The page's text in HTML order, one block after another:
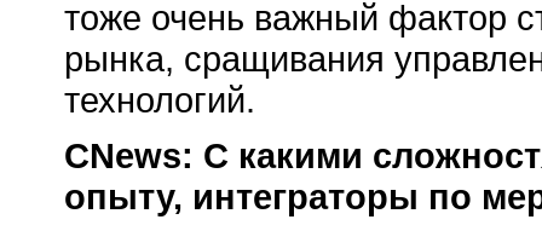
тоже очень важный фактор
рынка, сращивания
технологий.
CNews: С какими
опыту, интеграторы по